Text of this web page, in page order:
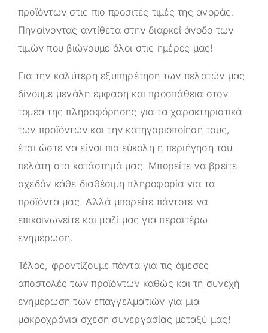
προϊόντων στις πιο προσιτές τιμές της αγοράς.
Πηγαίνοντας αντίθετα στην διαρκεί άνοδο των
τιμών που βιώνουμε όλοι στις ημέρες μας!
Για την καλύτερη εξυπηρέτηση των πελατών μας
δίνουμε μεγάλη έμφαση και προσπάθεια στον
τομέα της πληροφόρησης για τα χαρακτηριστικά
των προϊόντων και την κατηγοριοποίηση τους,
έτσι ώστε να είναι πιο εύκολη η περιήγηση του
πελάτη στο κατάστημά μας. Μπορείτε να βρείτε
σχεδόν κάθε διαθέσιμη πληροφορία για τα
προϊόντα μας. Αλλά μπορείτε πάντοτε να
επικοινωνείτε και μαζί μας για περαιτέρω
ενημέρωση.
Τέλος, φροντίζουμε πάντα για τις άμεσες
αποστολές των προϊόντων καθώς και τη συνεχή
ενημέρωση των επαγγελματιών για μια
μακροχρόνια σχέση συνεργασίας μεταξύ μας!